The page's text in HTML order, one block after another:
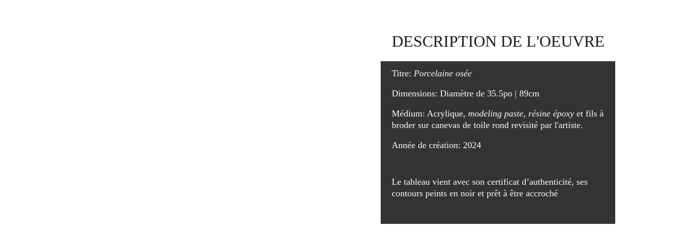
Titre: Porcelaine osée
Dimensions: Diamètre de 35.5po | 89cm
Médium: Acrylique, modeling paste, résine époxy et fils à
broder sur canevas de toile rond revisité par l'artiste.
Année de création: 2024
Le tableau vient avec son certificat d’authenticité, ses
contours peints en noir et prêt à être accroché
DESCRIPTION DE L'OEUVRE